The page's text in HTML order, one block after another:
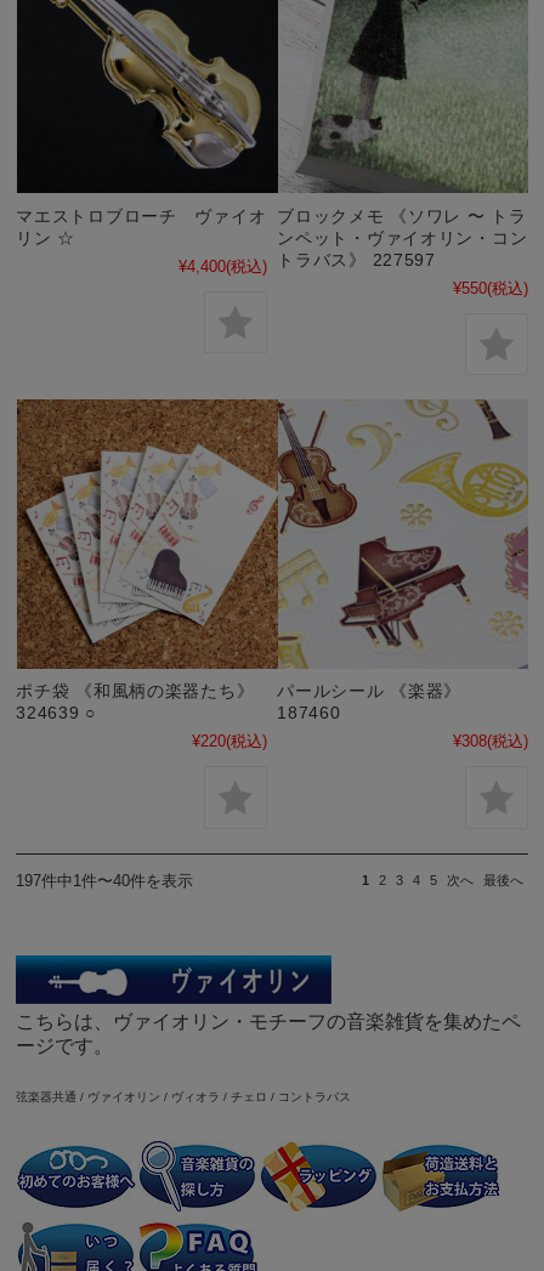
マエストロブローチ ヴァイオ
リン ☆
¥4,400(税込)
ブロックメモ 《ソワレ 〜 トラ
ンペット・ヴァイオリン・コン
トラバス》 227597
¥550(税込)
ポチ袋 《和風柄の楽器たち》
324639 ○
¥220(税込)
パールシール 《楽器》
187460
¥308(税込)
197件中1件〜40件を表示 1 2 3 4 5 次へ 最後へ
こちらは、ヴァイオリン・モチーフの音楽雑貨を集めたペ
ージです。
弦楽器共通 / ヴァイオリン / ヴィオラ /チェロ / コントラバス